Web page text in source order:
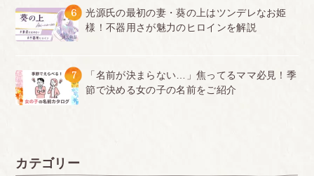
6
光源氏の最初の妻・葵の上はツンデレなお姫
様！不器用さが魅力のヒロインを解説
7
「名前が決まらない…」焦ってるママ必見！季
節で決める女の子の名前をご紹介
カテゴリー